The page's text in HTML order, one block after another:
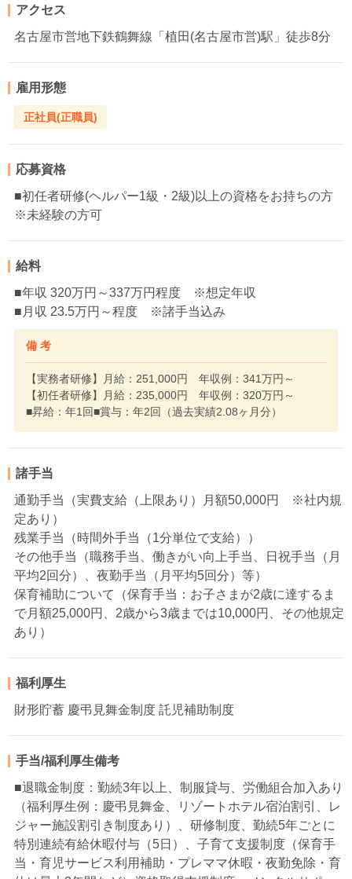
アクセス
名古屋市営地下鉄鶴舞線「植田(名古屋市営)駅」徒歩8分
雇用形態
正社員(正職員)
応募資格
■初任者研修(ヘルパー1級・2級)以上の資格をお持ちの方
※未経験の方可
給料
■年収 320万円～337万円程度 ※想定年収
■月収 23.5万円～程度 ※諸手当込み
備 考
【実務者研修】月給：251,000円 年収例：341万円～
【初任者研修】月給：235,000円 年収例：320万円～
■昇給：年1回■賞与：年2回（過去実績2.08ヶ月分）
諸手当
通勤手当（実費支給（上限あり）月額50,000円 ※社内規
定あり）
残業手当（時間外手当（1分単位で支給））
その他手当（職務手当、働きがい向上手当、日祝手当（月
平均2回分）、夜勤手当（月平均5回分）等）
保育補助について（保育手当：お子さまが2歳に達するま
で月額25,000円、2歳から3歳までは10,000円、その他規定
あり）
福利厚生
財形貯蓄 慶弔見舞金制度 託児補助制度
手当/福利厚生備考
■退職金制度：勤続3年以上、制服貸与、労働組合加入あり
（福利厚生例：慶弔見舞金、リゾートホテル宿泊割引、レ
ジャー施設割引き制度あり）、研修制度、勤続5年ごとに
特別連続有給休暇付与（5日）、子育て支援制度（保育手
当・育児サービス利用補助・プレママ休暇・夜勤免除・育